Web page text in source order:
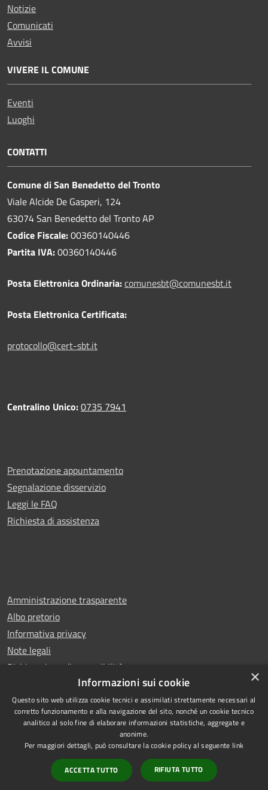
Notizie
Comunicati
Avvisi
VIVERE IL COMUNE
Eventi
Luoghi
CONTATTI
Comune di San Benedetto del Tronto
Viale Alcide De Gasperi, 124
63074 San Benedetto del Tronto AP
Codice Fiscale:00360140446
Partita IVA:00360140446
Posta Elettronica Ordinaria:comunesbt@comunesbt.it
Posta Elettronica Certificata:
protocollo@cert-sbt.it
Centralino Unico:0735 7941
Prenotazione appuntamento
Segnalazione disservizio
Leggi le FAQ
Richiesta di assistenza
Amministrazione trasparente
Albo pretorio
Informativa privacy
Note legali
Dichiarazione di accessibilità
RSS
Accessibilità
Copyright © 2025 Comune di
San Benedetto del Tronto
Powered byMunicipium
Accesso redazione
×
Informazioni sui cookie
Questo sito web utilizza cookie tecnici e assimilati strettamente necessari al
corretto funzionamento e alla navigazione del sito, nonché un cookie tecnico
analitico al solo fine di elaborare informazioni statistiche, aggregate e
anonime.
Per maggiori dettagli, può consultare la cookie policy al seguente link
ACCETTA TUTTO RIFIUTA TUTTO